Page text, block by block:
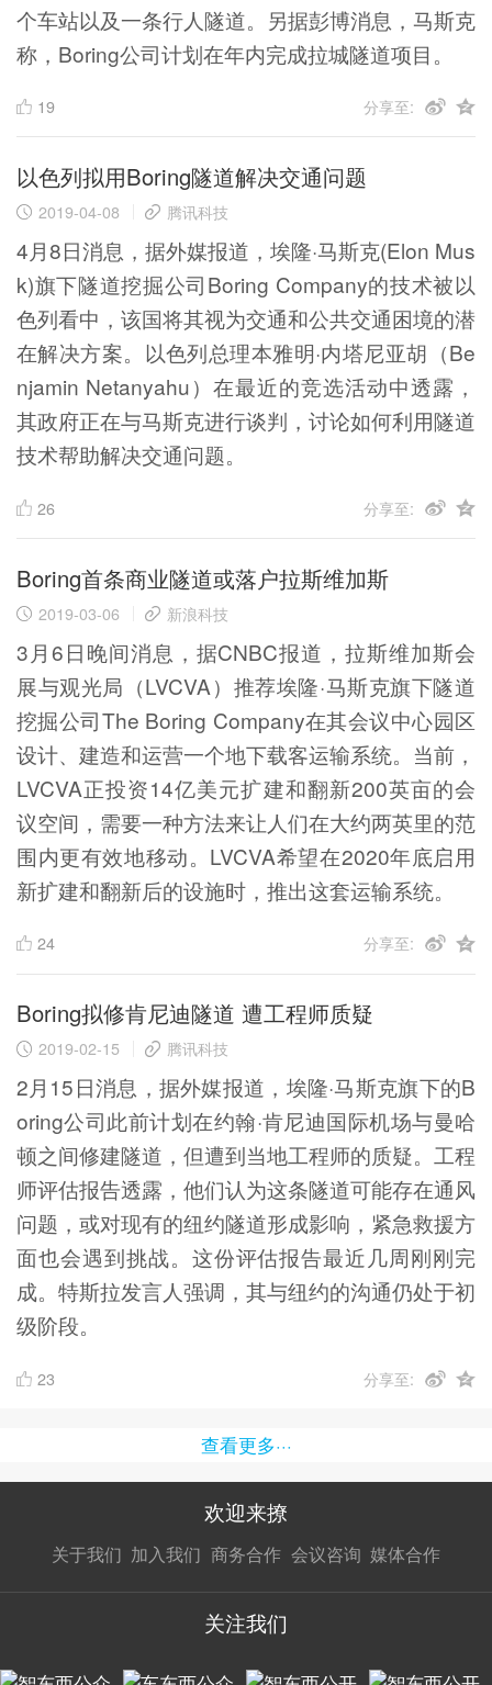
个车站以及一条行人隧道。另据彭博消息，马斯克
称，Boring公司计划在年内完成拉城隧道项目。
19 分享至:
以色列拟用Boring隧道解决交通问题
2019-04-08 腾讯科技
4月8日消息，据外媒报道，埃隆·马斯克(Elon Mus
k)旗下隧道挖掘公司Boring Company的技术被以
色列看中，该国将其视为交通和公共交通困境的潜
在解决方案。以色列总理本雅明·内塔尼亚胡（Be
njamin Netanyahu）在最近的竞选活动中透露，
其政府正在与马斯克进行谈判，讨论如何利用隧道
技术帮助解决交通问题。
26 分享至:
Boring首条商业隧道或落户拉斯维加斯
2019-03-06 新浪科技
3月6日晚间消息，据CNBC报道，拉斯维加斯会
展与观光局（LVCVA）推荐埃隆·马斯克旗下隧道
挖掘公司The Boring Company在其会议中心园区
设计、建造和运营一个地下载客运输系统。当前，
LVCVA正投资14亿美元扩建和翻新200英亩的会
议空间，需要一种方法来让人们在大约两英里的范
围内更有效地移动。LVCVA希望在2020年底启用
新扩建和翻新后的设施时，推出这套运输系统。
24 分享至:
Boring拟修肯尼迪隧道 遭工程师质疑
2019-02-15 腾讯科技
2月15日消息，据外媒报道，埃隆·马斯克旗下的B
oring公司此前计划在约翰·肯尼迪国际机场与曼哈
顿之间修建隧道，但遭到当地工程师的质疑。工程
师评估报告透露，他们认为这条隧道可能存在通风
问题，或对现有的纽约隧道形成影响，紧急救援方
面也会遇到挑战。这份评估报告最近几周刚刚完
成。特斯拉发言人强调，其与纽约的沟通仍处于初
级阶段。
23 分享至:
查看更多···
欢迎来撩
关于我们 加入我们
接扔简历
商务合作
接开聊
会议咨询 媒体合作
接开聊
关注我们